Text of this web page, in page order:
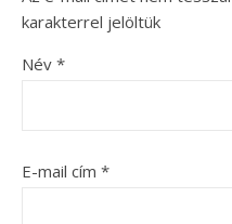
karakterrel jelöltük
Név *
E-mail cím *